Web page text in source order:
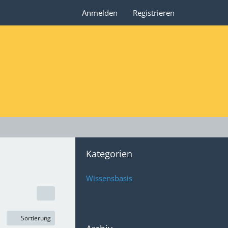
Anmelden Registrieren
Sortierung
Kategorien
Wissensbasis